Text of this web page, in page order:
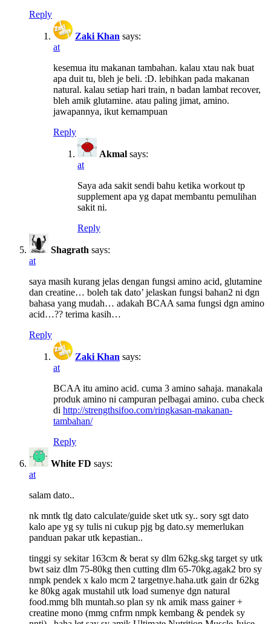
Reply
Zaki Khan says:
at
kesemua itu makanan tambahan. kalau xtau nak buat
apa duit tu, bleh je beli. :D. lebihkan pada makanan
natural. kalau setiap hari train, n badan lambat recover,
bleh amik glutamine. atau paling jimat, amino.
jawapannya, ikut kemampuan
Reply
Akmal says:
at
Saya ada sakit sendi bahu ketika workout tp
supplement apa yg dapat membantu pemulihan
sakit ni.
Reply
Shagrath says:
at
saya masih kurang jelas dengan fungsi amino acid, glutamine
dan creatine… boleh tak dato’ jelaskan fungsi bahan2 ni dgn
bahasa yang mudah… adakah BCAA sama fungsi dgn amino
acid…?? terima kasih…
Reply
Zaki Khan says:
at
BCAA itu amino acid. cuma 3 amino sahaja. manakala
produk amino ni campuran pelbagai amino. cuba check
di http://strengthsifoo.com/ringkasan-makanan-
tambahan/
Reply
White FD says:
at
salam dato..
nk mntk tlg dato calculate/guide sket utk sy.. sory sgt dato
kalo ape yg sy tulis ni cukup pjg bg dato.sy memerlukan
panduan pakar utk kepastian..
tinggi sy sekitar 163cm & berat sy dlm 62kg.skg target sy utk
bwt saiz dlm 75-80kg then cutting dlm 65-70kg.agak2 bro sy
nmpk pendek x kalo mcm 2 targetnye.haha.utk gain dr 62kg
ke 80kg agak mustahil utk load sumenye dgn natural
food.mmg blh muntah.so plan sy nk amik mass gainer +
creatine mono (mmg cnfrm nmpk kembang & pendek sy